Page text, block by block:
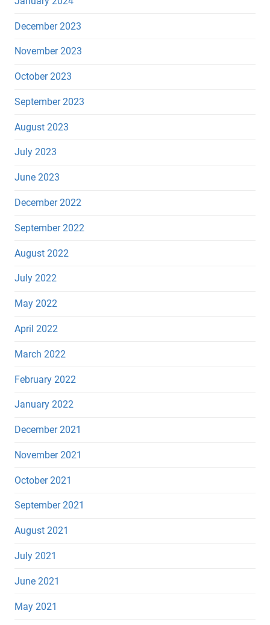
December 2023
November 2023
October 2023
September 2023
August 2023
July 2023
June 2023
December 2022
September 2022
August 2022
July 2022
May 2022
April 2022
March 2022
February 2022
January 2022
December 2021
November 2021
October 2021
September 2021
August 2021
July 2021
June 2021
May 2021